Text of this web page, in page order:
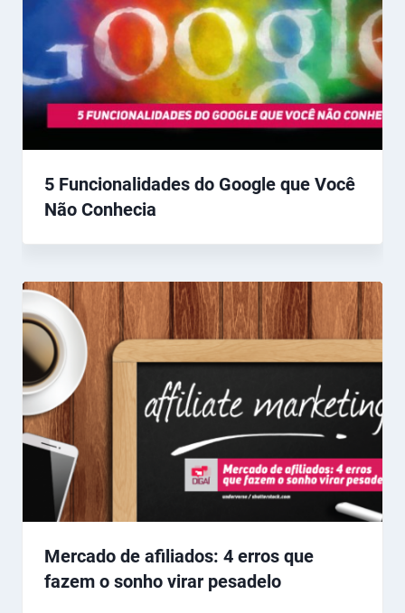
5 Funcionalidades do Google que Você
Não Conhecia
Mercado de afiliados: 4 erros que
fazem o sonho virar pesadelo